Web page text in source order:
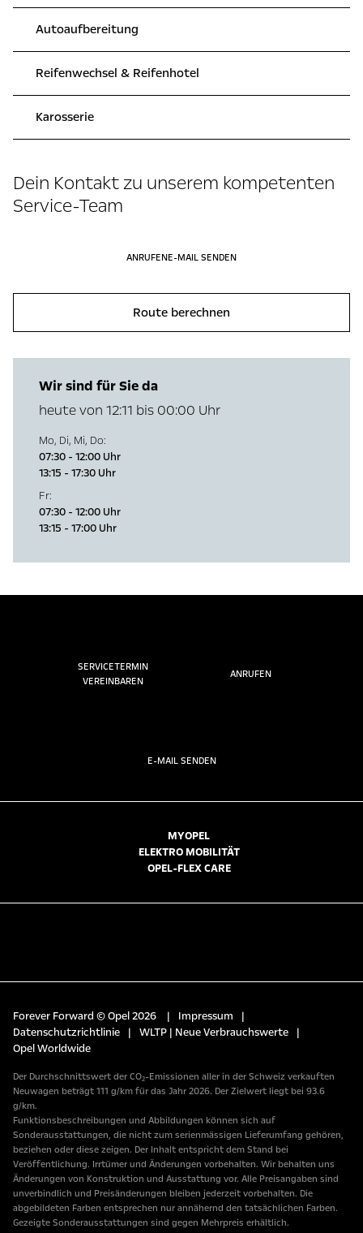
Autoaufbereitung
Reifenwechsel & Reifenhotel
Karosserie
Dein Kontakt zu unserem kompetenten
Service-Team
ANRUFENE-MAIL SENDEN
Route berechnen
Wir sind für Sie da
heute von 12:11 bis 00:00 Uhr
Mo, Di, Mi, Do:
07:30 - 12:00 Uhr
13:15 - 17:30 Uhr
Fr:
07:30 - 12:00 Uhr
13:15 - 17:00 Uhr
SERVICETERMIN
VEREINBAREN
ANRUFEN
E-MAIL SENDEN
MYOPEL
ELEKTRO MOBILITÄT
OPEL-FLEX CARE
Forever Forward © Opel 2026 | Impressum
|
Datenschutzrichtlinie
| WLTP | Neue Verbrauchswerte
|
Opel Worldwide
Der Durchschnittswert der CO₂-Emissionen aller in der Schweiz verkauften
Neuwagen beträgt 111 g/km für das Jahr 2026. Der Zielwert liegt bei 93.6
g/km.
Funktionsbeschreibungen und Abbildungen können sich auf
Sonderausstattungen, die nicht zum serienmässigen Lieferumfang gehören,
beziehen oder diese zeigen. Der Inhalt entspricht dem Stand bei
Veröffentlichung. Irrtümer und Änderungen vorbehalten. Wir behalten uns
Änderungen von Konstruktion und Ausstattung vor. Alle Preisangaben sind
unverbindlich und Preisänderungen bleiben jederzeit vorbehalten. Die
abgebildeten Farben entsprechen nur annähernd den tatsächlichen Farben.
Gezeigte Sonderausstattungen sind gegen Mehrpreis erhältlich.